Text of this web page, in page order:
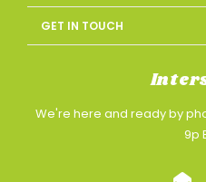
GET IN TOUCH
We're here and ready by
9p